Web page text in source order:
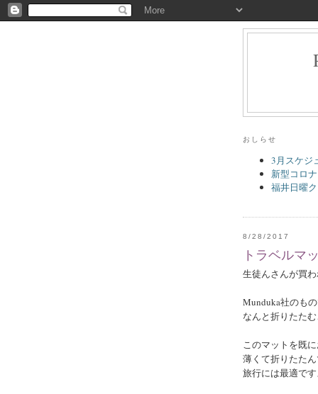
おしらせ
3月スケジ
新型コロ
福井日曜
8/28/2017
トラベルマ
生徒んさんが買
Munduka社のも
なんと折りたた
このマットを既
薄くて折りたた
旅行には最適で